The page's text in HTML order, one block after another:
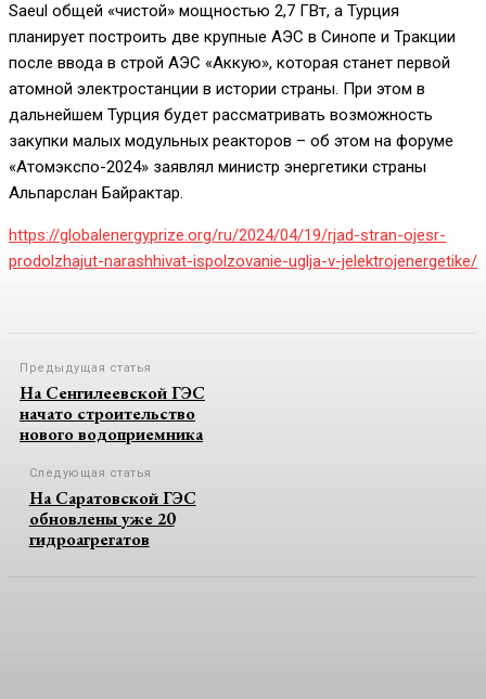
Saeul общей «чистой» мощностью 2,7 ГВт, а Турция
планирует построить две крупные АЭС в Синопе и Тракции
после ввода в строй АЭС «Аккую», которая станет первой
атомной электростанции в истории страны. При этом в
дальнейшем Турция будет рассматривать возможность
закупки малых модульных реакторов – об этом на форуме
«Атомэкспо-2024» заявлял министр энергетики страны
Альпарслан Байрактар.
https://globalenergyprize.org/ru/2024/04/19/rjad-stran-ojesr-
prodolzhajut-narashhivat-ispolzovanie-uglja-v-jelektrojenergetike/
Предыдущая статья
На Сенгилеевской ГЭС
начато строительство
нового водоприемника
Следующая статья
На Саратовской ГЭС
обновлены уже 20
гидроагрегатов